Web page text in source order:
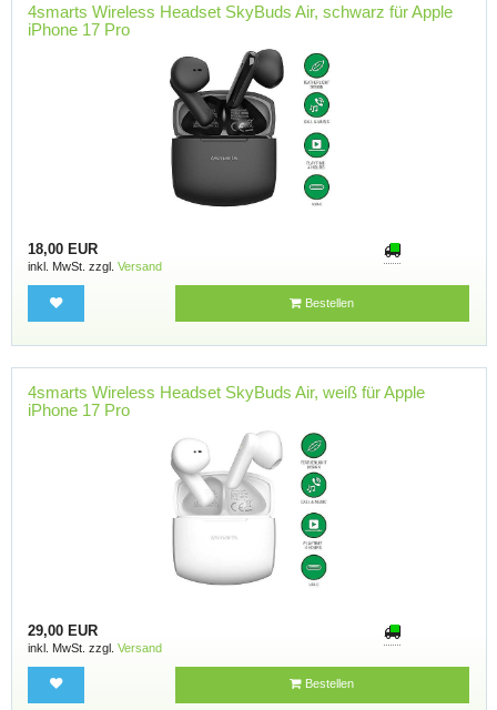
4smarts Wireless Headset SkyBuds Air, schwarz für Apple
iPhone 17 Pro
18,00 EUR
inkl. MwSt. zzgl. Versand
Bestellen
4smarts Wireless Headset SkyBuds Air, weiß für Apple
iPhone 17 Pro
29,00 EUR
inkl. MwSt. zzgl. Versand
Bestellen